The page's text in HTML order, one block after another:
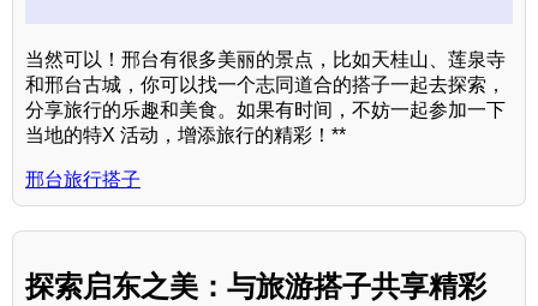
当然可以！邢台有很多美丽的景点，比如天桂山、莲泉寺
和邢台古城，你可以找一个志同道合的搭子一起去探索，
分享旅行的乐趣和美食。如果有时间，不妨一起参加一下
当地的特X 活动，增添旅行的精彩！**
邢台旅行搭子
探索启东之美：与旅游搭子共享精彩